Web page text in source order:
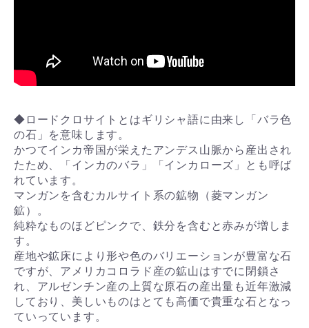
◆ロードクロサイトとはギリシャ語に由来し「バラ色
の石」を意味します。
かつてインカ帝国が栄えたアンデス山脈から産出され
たため、「インカのバラ」「インカローズ」とも呼ば
れています。
マンガンを含むカルサイト系の鉱物（菱マンガン
鉱）。
純粋なものほどピンクで、鉄分を含むと赤みが増しま
す。
産地や鉱床により形や色のバリエーションが豊富な石
ですが、アメリカコロラド産の鉱山はすでに閉鎖さ
れ、アルゼンチン産の上質な原石の産出量も近年激減
しており、美しいものはとても高価で貴重な石となっ
ていっています。